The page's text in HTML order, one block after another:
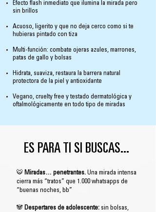
Efecto flash inmediato que ilumina la mirada pero
sin brillos
Acuoso, ligerito y que no deja cerco como si te
hubieras pintado con tiza
Multi-función: combate ojeras azules, marrones,
patas de gallo y bolsas
Hidrata, suaviza, restaura la barrera natural
protectora de la piel y antioxidante
Vegano, cruelty free y testado dermatológica y
oftalmológicamente en todo tipo de miradas
ES PARA TI SI BUSCAS...
🐯 Miradas… penetrantes. Una mirada intensa
cierra más “tratos” que 1.000 whatsapps de
“buenas noches, bb”
🐼 Despertares de adolescente: sin bolsas,